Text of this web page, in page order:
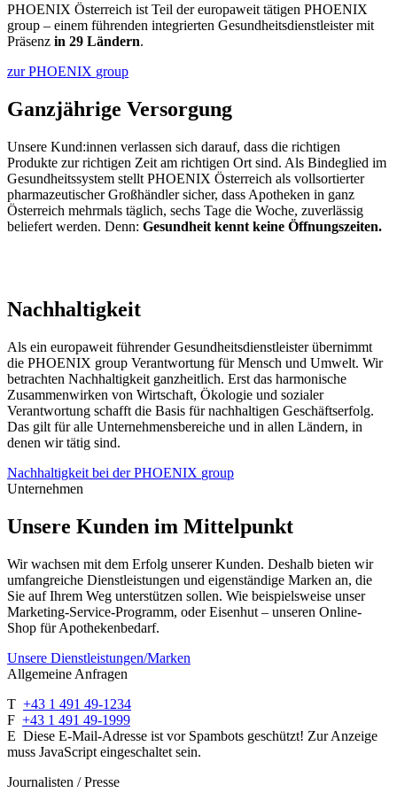
PHOENIX Österreich ist Teil der europaweit tätigen PHOENIX
group – einem führenden integrierten Gesundheitsdienstleister mit
Präsenz in 29 Ländern.
zur PHOENIX group
Ganzjährige Versorgung
Unsere Kund:innen verlassen sich darauf, dass die richtigen
Produkte zur richtigen Zeit am richtigen Ort sind. Als Bindeglied im
Gesundheitssystem stellt PHOENIX Österreich als vollsortierter
pharmazeutischer Großhändler sicher, dass Apotheken in ganz
Österreich mehrmals täglich, sechs Tage die Woche, zuverlässig
beliefert werden. Denn: Gesundheit kennt keine Öffnungszeiten.
Nachhaltigkeit
Als ein europaweit führender Gesundheits­dienst­leister übernimmt
die PHOENIX group Verant­wortung für Mensch und Umwelt. Wir
betrachten Nach­haltigkeit ganzheitlich. Erst das harmonische
Zusammen­wirken von Wirtschaft, Ökologie und sozialer
Verantwortung schafft die Basis für nachhaltigen Geschäftserfolg.
Das gilt für alle Unternehmens­bereiche und in allen Ländern, in
denen wir tätig sind.
Nachhaltigkeit bei der PHOENIX group
Unternehmen
Unsere Kunden im Mittelpunkt
Wir wachsen mit dem Erfolg unserer Kunden. Deshalb bieten wir
umfangreiche Dienst­leistungen und eigenständige Marken an, die
Sie auf Ihrem Weg unterstützen sollen. Wie beispielsweise unser
Marketing-Service-Programm, oder Eisenhut – unseren Online-
Shop für Apotheken­bedarf.
Unsere Dienstleistungen/Marken
Allgemeine Anfragen
T +43 1 491 49-1234
F +43 1 491 49-1999
E Diese E-Mail-Adresse ist vor Spambots geschützt! Zur Anzeige
muss JavaScript eingeschaltet sein.
Journalisten / Presse